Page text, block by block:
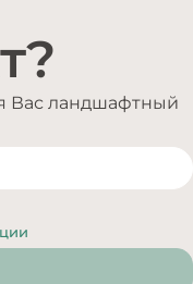
Вас ландшафтный